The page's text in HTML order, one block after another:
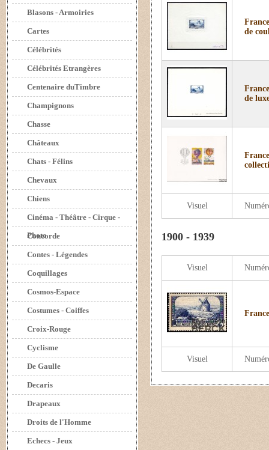
Blasons - Armoiries
Cartes
Célébrités
Célébrités Etrangères
Centenaire duTimbre
Champignons
Chasse
Châteaux
Chats - Félins
Chevaux
Chiens
Cinéma - Théâtre - Cirque -
Photo
Concorde
Contes - Légendes
Coquillages
Cosmos-Espace
Costumes - Coiffes
Croix-Rouge
Cyclisme
De Gaulle
Decaris
Drapeaux
Droits de l'Homme
Echecs - Jeux
Visuel
de
de
1900 - 1939
Visuel
Visuel